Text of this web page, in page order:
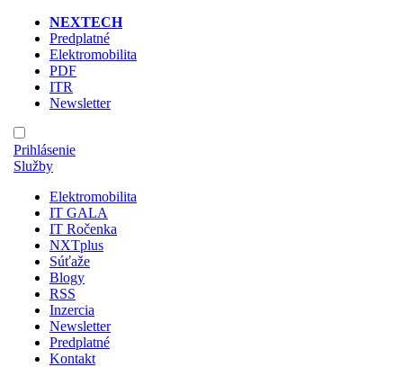
NEXTECH
Predplatné
Elektromobilita
PDF
ITR
Newsletter
Prihlásenie
Služby
Elektromobilita
IT GALA
IT Ročenka
NXTplus
Súťaže
Blogy
RSS
Inzercia
Newsletter
Predplatné
Kontakt